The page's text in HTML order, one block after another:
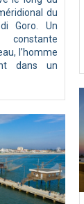
du
Goro. Un
l’homme
dans un